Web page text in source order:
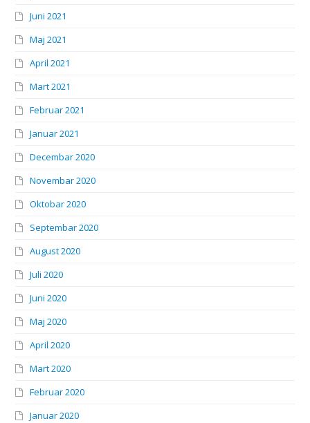
Juni 2021
Maj 2021
April 2021
Mart 2021
Februar 2021
Januar 2021
Decembar 2020
Novembar 2020
Oktobar 2020
Septembar 2020
August 2020
Juli 2020
Juni 2020
Maj 2020
April 2020
Mart 2020
Februar 2020
Januar 2020